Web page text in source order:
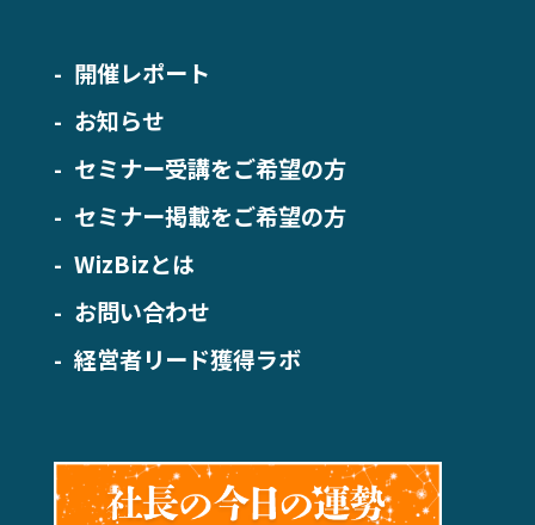
開催レポート
お知らせ
セミナー受講をご希望の方
セミナー掲載をご希望の方
WizBizとは
お問い合わせ
経営者リード獲得ラボ